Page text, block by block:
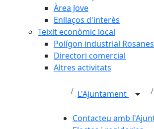
Àrea Jove
Enllaços d'interès
Teixit econòmic local
Polígon industrial Rosanes
Directori comercial
Altres activitats
L'Ajuntament
Contacteu amb